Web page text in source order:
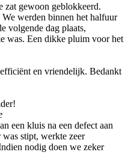
zat gewoon geblokkeerd.
werden binnen het halfuur
volgende dag plaats,
was. Een dikke pluim voor het
en vriendelijk. Bedankt
een kluis na een defect aan
stipt, werkte zeer
nodig doen we zeker